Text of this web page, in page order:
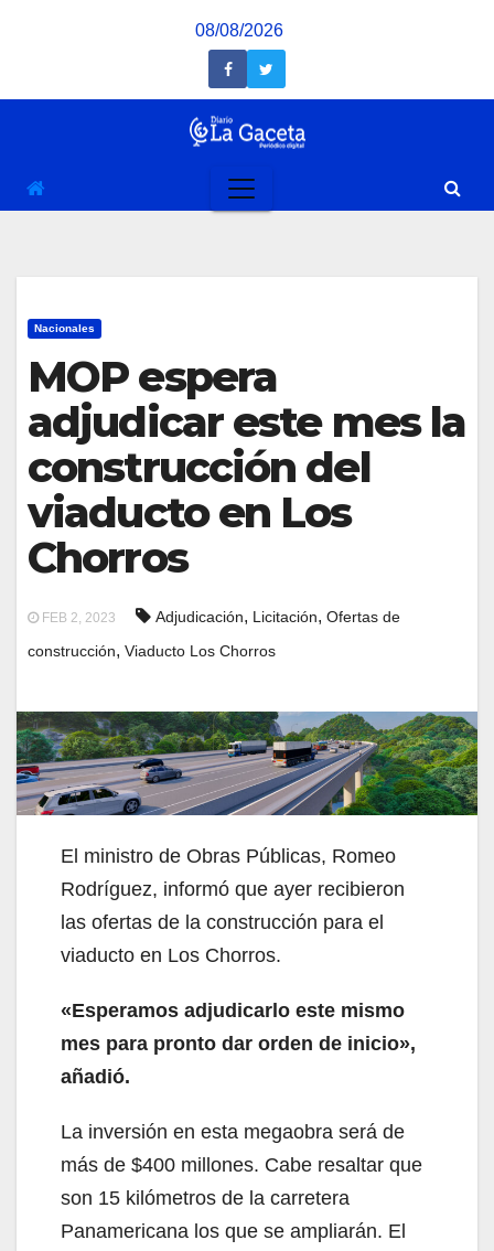
08/08/2026
Nacionales
MOP espera
adjudicar este mes la
construcción del
viaducto en Los
Chorros
FEB 2, 2023 Adjudicación, Licitación, Ofertas de
construcción, Viaducto Los Chorros
El ministro de Obras Públicas, Romeo
Rodríguez, informó que ayer recibieron
las ofertas de la construcción para el
viaducto en Los Chorros.
«Esperamos adjudicarlo este mismo
mes para pronto dar orden de inicio»,
añadió.
La inversión en esta megaobra será de
más de $400 millones. Cabe resaltar que
son 15 kilómetros de la carretera
Panamericana los que se ampliarán. El